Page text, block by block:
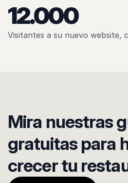
12.000
Visitantes a su nuevo website,
Mira nuestras
gratuitas para
crecer tu